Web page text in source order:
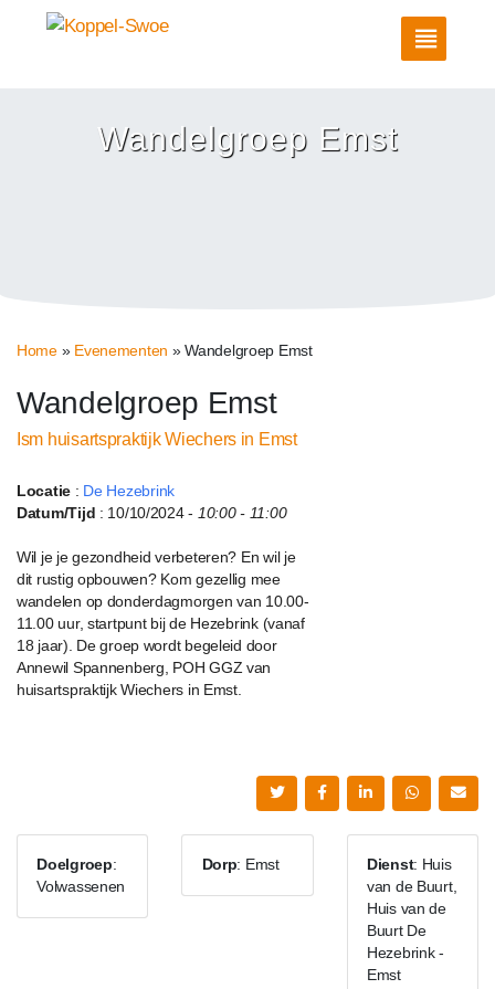
Wandelgroep Emst
Home» Evenementen »Wandelgroep Emst
Wandelgroep Emst
Ism huisartspraktijk Wiechers in Emst
Locatie : De Hezebrink
Datum/Tijd : 10/10/2024 - 10:00 - 11:00
Wil je je gezondheid verbeteren? En wil je
dit rustig opbouwen? Kom gezellig mee
wandelen op donderdagmorgen van 10.00-
11.00 uur, startpunt bij de Hezebrink (vanaf
18 jaar). De groep wordt begeleid door
Annewil Spannenberg, POH GGZ van
huisartspraktijk Wiechers in Emst.
Doelgroep:
Volwassenen
Dorp: Emst Dienst: Huis
van de Buurt,
Huis van de
Buurt De
Hezebrink -
Emst